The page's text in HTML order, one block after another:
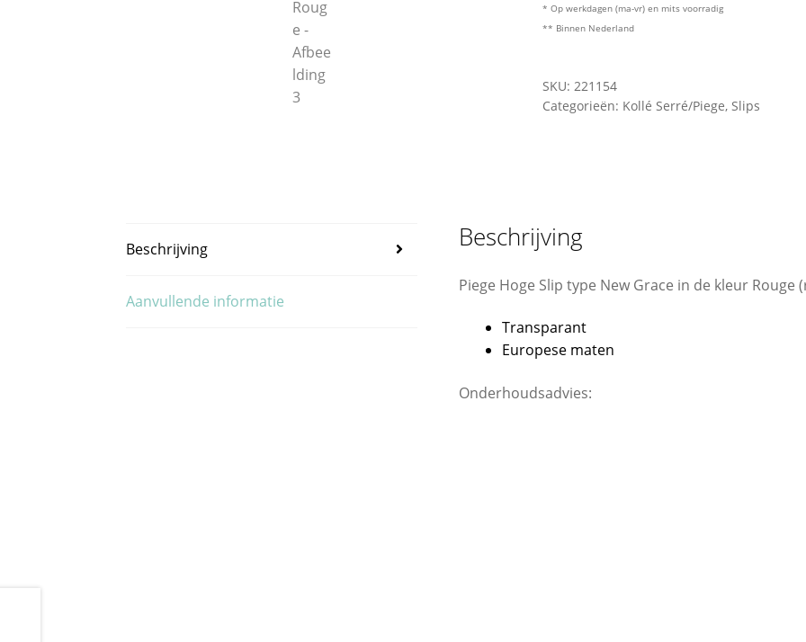
* Op werkdagen (ma-vr) en mits voorradig
** Binnen Nederland
SKU: 221154
Categorieën: Kollé Serré/Piege, Slips
Beschrijving
Aanvullende informatie
Beschrijving
Piege Hoge Slip type New Grace in de kleur Rouge
Transparant
Europese maten
Onderhoudsadvies: